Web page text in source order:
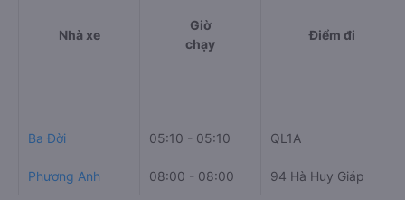
Nhà xe
Giờ
chạy
Điểm đi
Ba Đời 05:10 - 05:10 QL1A
Phương Anh 08:00 - 08:00 94 Hà Huy Giáp